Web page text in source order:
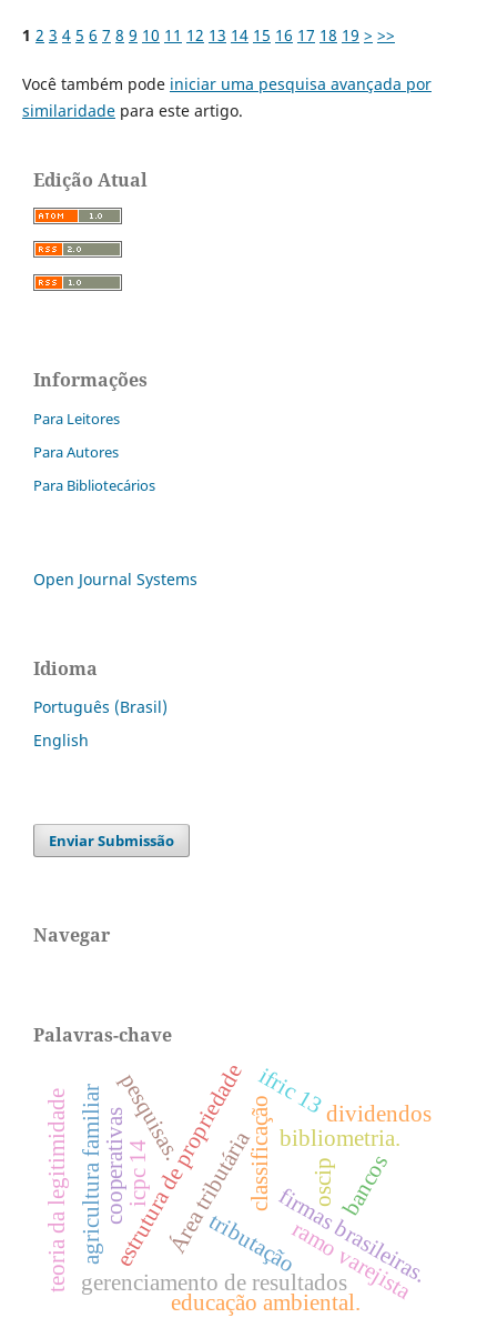
1 2 3 4 5 6 7 8 9 10 11 12 13 14 15 16 17 18 19 > >>
Você também pode iniciar uma pesquisa avançada por
similaridadepara este artigo.
Edição Atual
Informações
Para Leitores
Para Autores
Para Bibliotecários
Open Journal Systems
Idioma
Português (Brasil)
English
Enviar Submissão
Navegar
Palavras-chave
classificação
Área tributáriatributação
gerenciamento de resultados
estrutura de propriedade firmas brasileiras.
agricultura familiar bibliometria.
bancos
pesquisas.
oscip
ramo varejista
educação ambiental.
teoria da legitimidade ifric 13
icpc 14
cooperativas dividendos